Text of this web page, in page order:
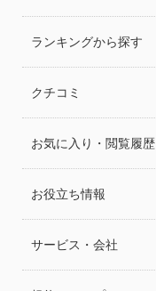
ランキングから探す
クチコミ
お気に入り・閲覧履歴
お役立ち情報
サービス・会社